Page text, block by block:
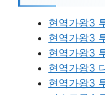
현역가왕3
현역가왕3
현역가왕3
현역가왕3
현역가왕3